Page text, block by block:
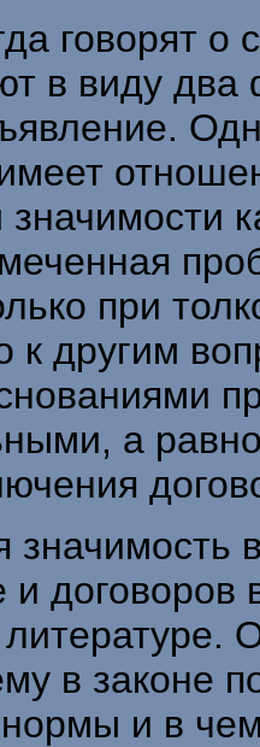
говорят
в виду
значимости
при
к другим
а
значимость
договоров
в законе
и в